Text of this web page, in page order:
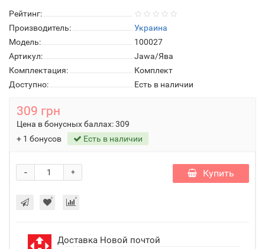
Рейтинг:
Производитель:
Украина
Модель:
100027
Артикул:
Jawa/Ява
Комплектация:
Комплект
Доступно:
Есть в наличии
309 грн
Цена в бонусных баллах:309
+ 1 бонусов
Есть в наличии
+
- Купить
Доставка Новой почтой